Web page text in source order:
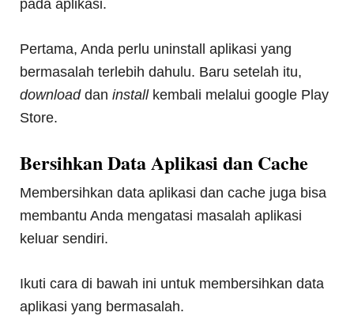
pada aplikasi.
Pertama, Anda perlu uninstall aplikasi yang
bermasalah terlebih dahulu. Baru setelah itu,
downloaddaninstall kembali melalui google Play
Store.
Bersihkan Data Aplikasi dan Cache
Membersihkan data aplikasi dan cache juga bisa
membantu Anda mengatasi masalah aplikasi
keluar sendiri.
Ikuti cara di bawah ini untuk membersihkan data
aplikasi yang bermasalah.